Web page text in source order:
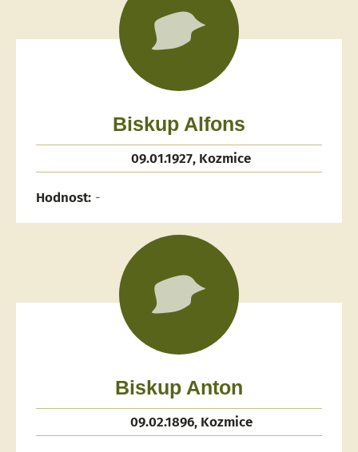
Biskup Alfons
09.01.1927, Kozmice
Hodnost: -
Biskup Anton
09.02.1896, Kozmice